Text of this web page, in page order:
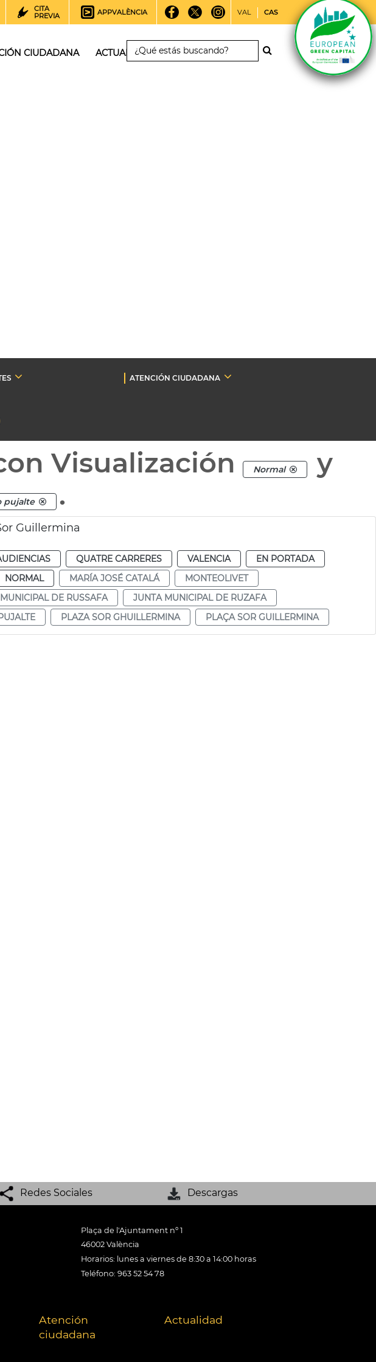
CITA
PREVIA
APPVALÈNCIA VAL CAS
CIUDADANA ACTUALIDAD
ATENCIÓN CIUDADANA
Visualización Normal
y
pujalte .
Guillermina
QUATRE CARRERES VALENCIA
EN PORTADA
NORMAL MARÍA JOSÉ CATALÁ
MONTEOLIVET
DE RUSSAFA
JUNTA MUNICIPAL DE RUZAFA
PLAZA SOR GHUILLERMINA PLAÇA SOR GUILLERMINA
Redes Sociales Descargas
Plaça de l'Ajuntament nº 1
46002 València
Horarios: lunes a viernes de 8:30 a 14:00 horas
Teléfono: 963 52 54 78
Atención
ciudadana
Actualidad